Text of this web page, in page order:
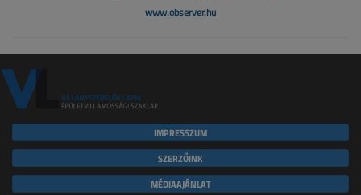
www.observer.hu
IMPRESSZUM
SZERZŐINK
MÉDIAAJÁNLAT